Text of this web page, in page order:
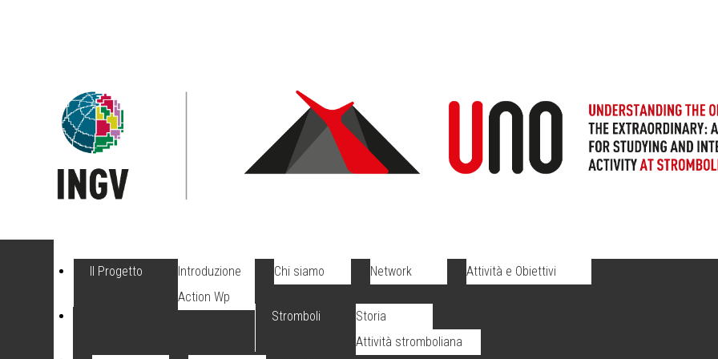
Il Progetto Introduzione Chi siamo Network
Attività e Obiettivi
Action Wp
Stromboli
Storia
Attività stromboliana